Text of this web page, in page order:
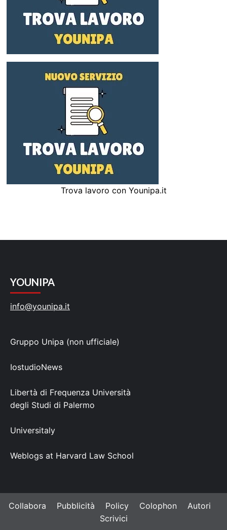
Trova lavoro con Younipa.it
YOUNIPA
info@younipa.it
Gruppo Unipa (non ufficiale)
IostudioNews
Libertà di Frequenza Università
degli Studi di Palermo
Universitaly
Weblogs at Harvard Law School
Collabora Pubblicità Policy Colophon
Autori
Scrivici